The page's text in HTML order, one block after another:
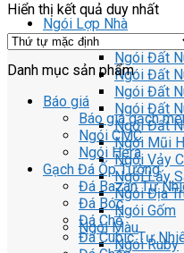
Ngói Lợp Nhà
Ngói Đất Nung
Ngói Đất
Ngói Đất
Ngói Đất
Ngói Đất
Ngói Đất
Ngói Mũi
Ngói Vảy
Ngói Lấy
Ngói Địa
Ngói Gốm
Ngói Màu
Ngói Ruby
Hiển thị kết quả duy nhất
Danh mục sản phẩm
Báo giá
Báo giá gạch
Ngói CMC
Ngói Hera
Gạch Đá Ốp Tường
Đá Bazan Tự
Đá Bóc
Đá Chẻ
Đá Cubic Tự